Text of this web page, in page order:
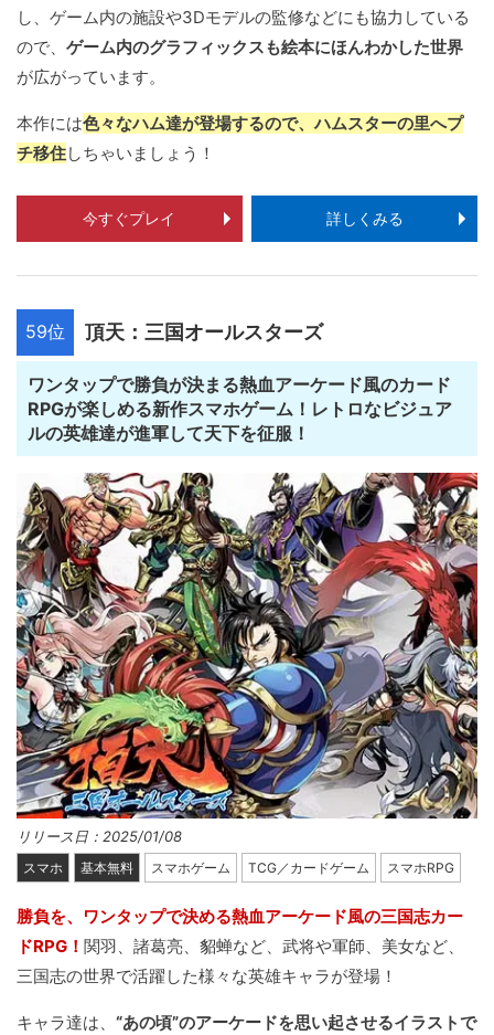
し、ゲーム内の施設や3Dモデルの監修などにも協力している
ので、 ゲーム内のグラフィックスも絵本にほんわかした世界
が広がっています。
本作には色々なハム達が登場するので、ハムスターの里へプ
チ移住しちゃいましょう！
今すぐプレイ 詳しくみる
59位 頂天：三国オールスターズ
ワンタップで勝負が決まる熱血アーケード風のカード
RPGが楽しめる新作スマホゲーム！レトロなビジュア
ルの英雄達が進軍して天下を征服！
リリース日：2025/01/08
スマホ 基本無料 スマホゲーム TCG／カードゲーム スマホRPG
勝負を、ワンタップで決める熱血アーケード風の三国志カー
ドRPG！ 関羽、諸葛亮、貂蝉など、武将や軍師、美女など、
三国志の世界で活躍した様々な英雄キャラが登場！
キャラ達は、 “あの頃”のアーケードを思い起させるイラストで